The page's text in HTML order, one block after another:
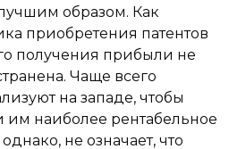
образом. Как
приобретения патентов
получения прибыли не
Чаще всего
на западе, чтобы
им наиболее рентабельное
не означает, что